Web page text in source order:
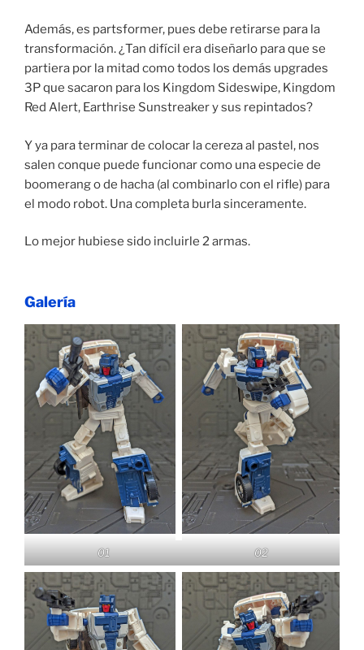
Además, es partsformer, pues debe retirarse para la
transformación. ¿Tan difícil era diseñarlo para que se
partiera por la mitad como todos los demás upgrades
3P que sacaron para los Kingdom Sideswipe, Kingdom
Red Alert, Earthrise Sunstreaker y sus repintados?
Y ya para terminar de colocar la cereza al pastel, nos
salen conque puede funcionar como una especie de
boomerang o de hacha (al combinarlo con el rifle) para
el modo robot. Una completa burla sinceramente.
Lo mejor hubiese sido incluirle 2 armas.
Galería
01 02